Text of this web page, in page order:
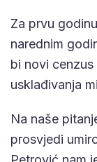
Za prvu
narednim
bi novi
usklađivanja
Na naše
prosvjedi